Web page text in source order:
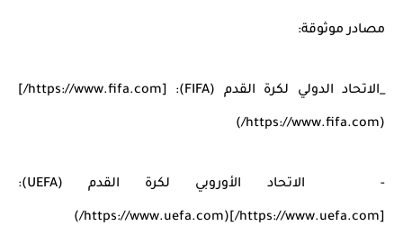
مصادر موثوقة:
_الاتحاد الدولي لكرة القدم (FIFA): [https://www.fifa.com/]
(https://www.fifa.com/)
- الاتحاد الأوروبي لكرة القدم (UEFA):
[https://www.uefa.com/](https://www.uefa.com/)